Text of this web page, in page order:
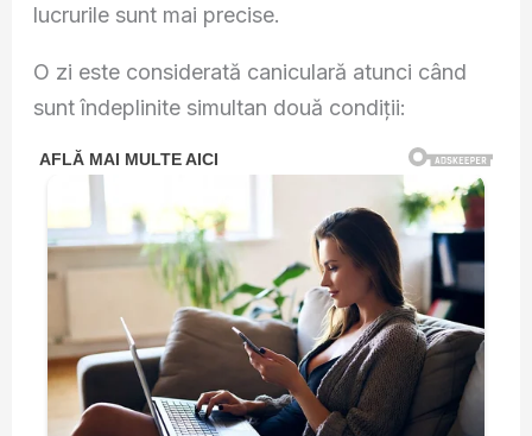
lucrurile sunt mai precise.
O zi este considerată caniculară atunci când
sunt îndeplinite simultan două condiții: